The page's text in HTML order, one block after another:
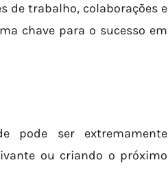
de trabalho, colaborações e
chave para o sucesso em
pode ser extremamente
ou criando o próximo